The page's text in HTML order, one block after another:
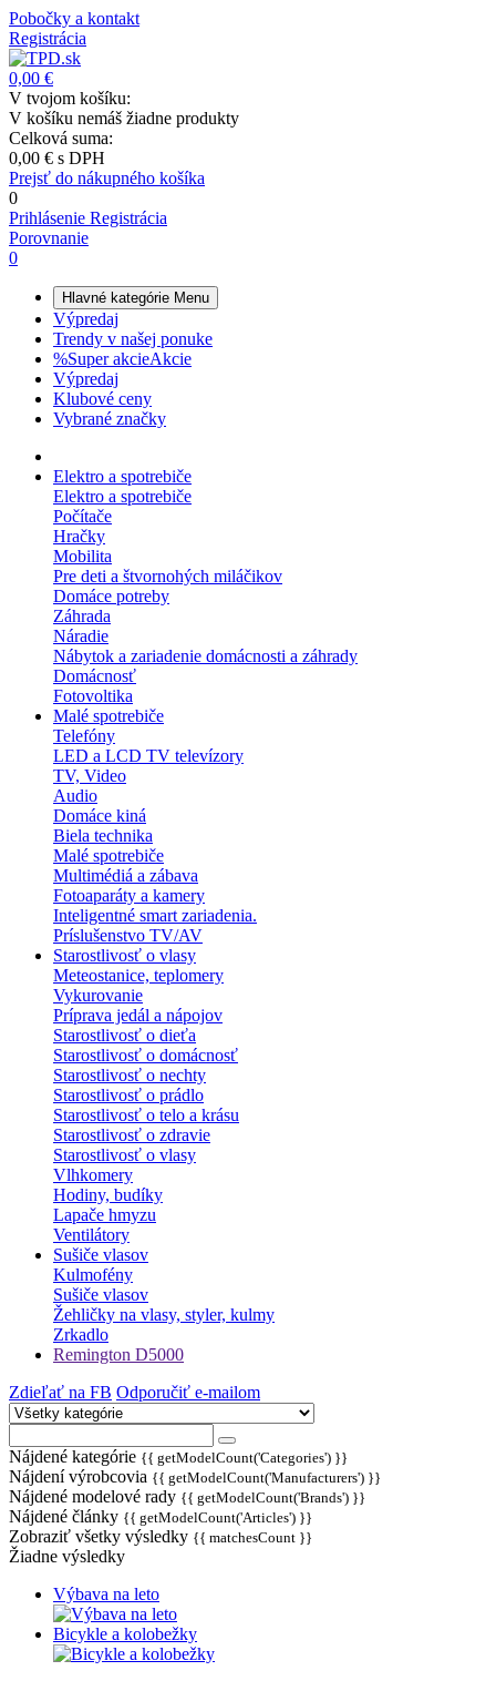
Pobočky a kontakt
Registrácia
0,00 €
V tvojom košíku:
V košíku nemáš žiadne produkty
Celková suma:
0,00 € s DPH
Prejsť do nákupného košíka
0
Prihlásenie Registrácia
Porovnanie
0
Hlavné kategórie Menu
Výpredaj
Trendy v našej ponuke
%Super akcieAkcie
Výpredaj
Klubové ceny
Vybrané značky
Elektro a spotrebiče
Elektro a spotrebiče
Počítače
Hračky
Mobilita
Pre deti a štvornohých miláčikov
Domáce potreby
Záhrada
Náradie
Nábytok a zariadenie domácnosti a záhrady
Domácnosť
Fotovoltika
Malé spotrebiče
Telefóny
LED a LCD TV televízory
TV, Video
Audio
Domáce kiná
Biela technika
Malé spotrebiče
Multimédiá a zábava
Fotoaparáty a kamery
Inteligentné smart zariadenia.
Príslušenstvo TV/AV
Starostlivosť o vlasy
Meteostanice, teplomery
Vykurovanie
Príprava jedál a nápojov
Starostlivosť o dieťa
Starostlivosť o domácnosť
Starostlivosť o nechty
Starostlivosť o prádlo
Starostlivosť o telo a krásu
Starostlivosť o zdravie
Starostlivosť o vlasy
Vlhkomery
Hodiny, budíky
Lapače hmyzu
Ventilátory
Sušiče vlasov
Kulmofény
Sušiče vlasov
Žehličky na vlasy, styler, kulmy
Zrkadlo
Remington D5000
Zdieľať na FB Odporučiť e-mailom
Nájdené kategórie {{ getModelCount('Categories') }}
Nájdení výrobcovia {{ getModelCount('Manufacturers') }}
Nájdené modelové rady {{ getModelCount('Brands') }}
Nájdené články {{ getModelCount('Articles') }}
Zobraziť všetky výsledky {{ matchesCount }}
Žiadne výsledky
Výbava na leto
Bicykle a kolobežky